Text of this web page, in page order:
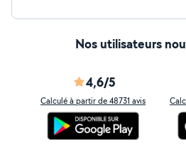
Nos utilisateurs
4,6/5
Calculé à partir de 48731 avis